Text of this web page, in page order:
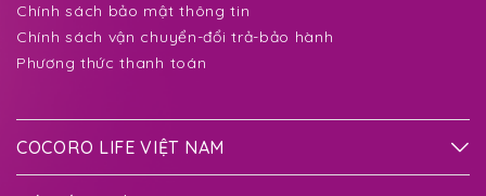
Chính sách bảo mật thông tin
Chính sách vận chuyển-đổi trả-bảo hành
Phương thức thanh toán
COCORO LIFE VIỆT NAM